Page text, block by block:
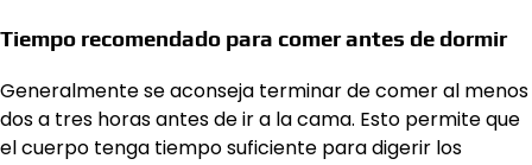
Tiempo recomendado para comer antes de dormir
Generalmente se aconseja terminar de comer al menos
dos a tres horas antes de ir a la cama. Esto permite que
el cuerpo tenga tiempo suficiente para digerir los